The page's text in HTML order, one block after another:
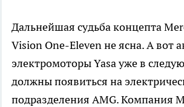
Дальнейшая судьба концепта
Vision One-Eleven не ясна. А вот
электромоторы Yasa уже в
должны появиться на
подразделения AMG. Компания